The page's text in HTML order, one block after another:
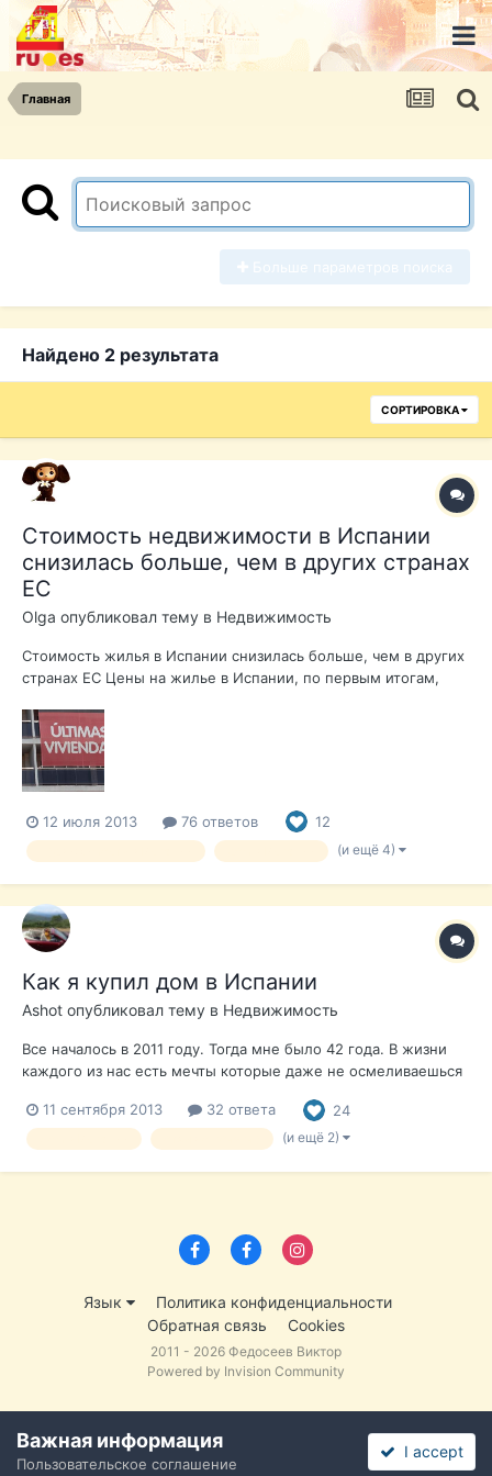
Главная
Найдено 2 результата
СОРТИРОВКА
Стоимость недвижимости в Испании
снизилась больше, чем в других странах
ЕС
Olga опубликовал тему в Недвижимость
Стоимость жилья в Испании снизилась больше, чем в других
странах ЕС Цены на жилье в Испании, по первым итогам,
аналогичным периодом 2012 года. Это максимальный
показатель падения среди всех стран еврозоны, где цены на
недвижимость снизи...
12 июля 2013 76 ответов 12
(и ещё 4)
Как я купил дом в Испании
Ashot опубликовал тему в Недвижимость
Все началось в 2011 году. Тогда мне было 42 года. В жизни
каждого из нас есть мечты которые даже не осмеливаешься
не осмеливаешься а просто не успеваешь задуматься на
ТАКУЮ тему. Просто живешь своей рутиной, тянешь лямку
11 сентября 2013 32 ответа 24
(и ещё 2)
Язык
Политика конфиденциальности
Обратная связь
Cookies
2011 - 2026 Федосеев Виктор
Powered by Invision Community
Важная информация
Пользовательское соглашение
I accept